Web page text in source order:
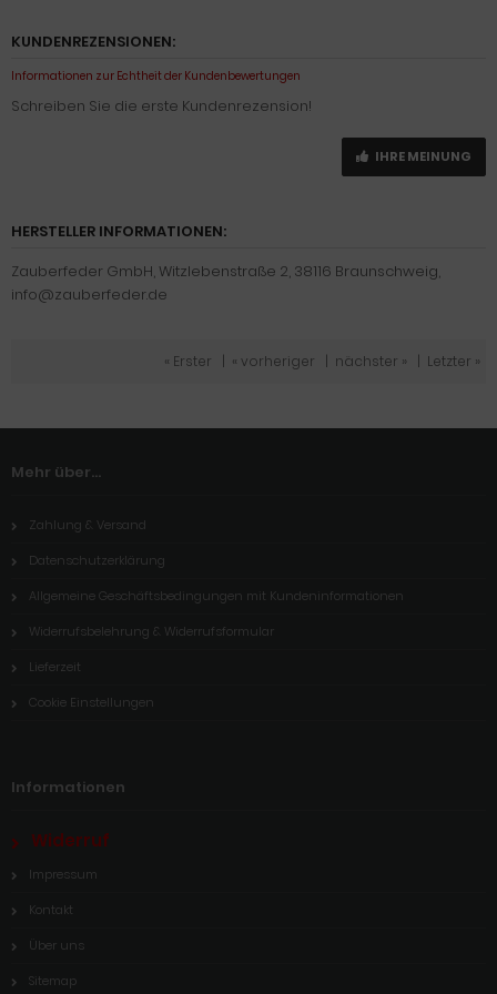
KUNDENREZENSIONEN:
Informationen zur Echtheit der Kundenbewertungen
Schreiben Sie die erste Kundenrezension!
IHRE MEINUNG
HERSTELLER INFORMATIONEN:
Zauberfeder GmbH, Witzlebenstraße 2, 38116 Braunschweig,
info@zauberfeder.de
« Erster « vorheriger nächster » Letzter »
Mehr über...
Zahlung & Versand
Datenschutzerklärung
Allgemeine Geschäftsbedingungen mit Kundeninformationen
Widerrufsbelehrung & Widerrufsformular
Lieferzeit
Cookie Einstellungen
Informationen
Widerruf
Impressum
Kontakt
Über uns
Sitemap